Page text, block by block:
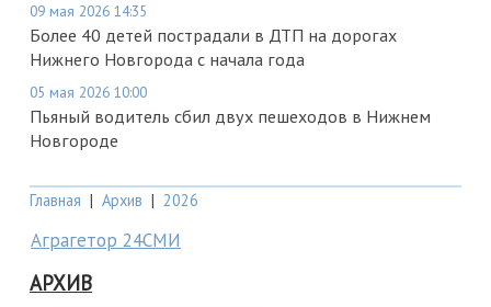
09 мая 2026 14:35
Более 40 детей пострадали в ДТП на дорогах
Нижнего Новгорода с начала года
05 мая 2026 10:00
Пьяный водитель сбил двух пешеходов в Нижнем
Новгороде
Главная | Архив | 2026
Аграгетор 24СМИ
АРХИВ